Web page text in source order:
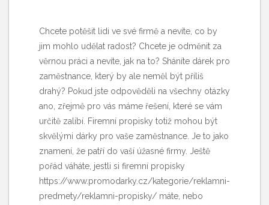
Chcete potěšit lidi ve své firmě a nevíte, co by
jim mohlo udělat radost? Chcete je odměnit za
věrnou práci a nevíte, jak na to? Sháníte dárek pro
zaměstnance, který by ale neměl být příliš
drahý? Pokud jste odpověděli na všechny otázky
ano, zřejmě pro vás máme řešení, které se vám
určitě zalíbí. Firemní propisky totiž mohou být
skvělými dárky pro vaše zaměstnance. Je to jako
znamení, že patří do vaší úžasné firmy. Ještě
pořád váháte, jestli si firemní propisky
https://www.promodarky.cz/kategorie/reklamni-
predmety/reklamni-propisky/ máte, nebo